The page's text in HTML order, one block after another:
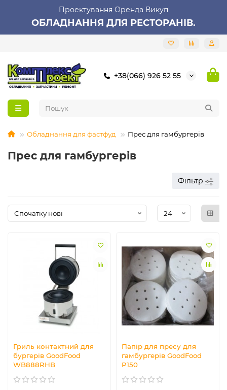
Проектування Оренда Викуп
ОБЛАДНАННЯ ДЛЯ РЕСТОРАНІВ.
+38(066) 926 52 55
Обладнання для фастфуд Прес для гамбургерів
Прес для гамбургерів
Фільтр
Гриль контактний для
бургерів GoodFood
WB888RHB
Папір для пресу для
гамбургерів GoodFood
P150